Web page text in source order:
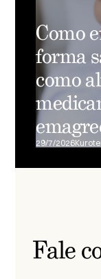
Como
forma
como
29/7/2026
Fale